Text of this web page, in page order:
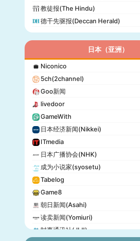
教徒报(The Hindu)
德干先驱报(Deccan Herald)
日本（亚洲）
Niconico
5ch(2channel)
Goo新闻
livedoor
GameWith
日本经济新闻(Nikkei)
ITmedia
日本广播协会(NHK)
成为小说家(syosetu)
Tabelog
Game8
朝日新闻(Asahi)
读卖新闻(Yomiuri)
时事通讯社(JIJI)